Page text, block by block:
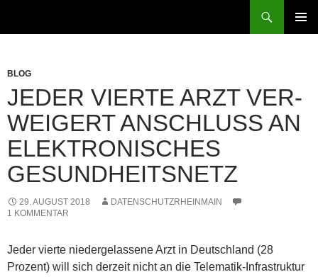
BLOG
JEDER VIERTE ARZT VER­
WEI­GERT ANSCHLUSS AN
ELEK­TRO­NI­SCHES
GESUND­HEITS­NETZ
29. AUGUST 2018
DATENSCHUTZRHEINMAIN
1 KOMMENTAR
Jeder vierte niedergelassene Arzt in Deutschland (28
Prozent) will sich derzeit nicht an die Telematik-Infrastruktur